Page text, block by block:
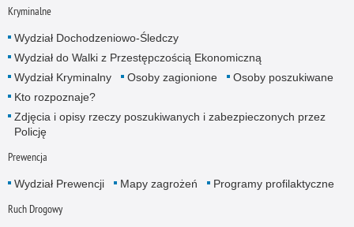
Kryminalne
Wydział Dochodzeniowo-Śledczy
Wydział do Walki z Przestępczością Ekonomiczną
Wydział Kryminalny
Osoby zagionione
Osoby poszukiwane
Kto rozpoznaje?
Zdjęcia i opisy rzeczy poszukiwanych i zabezpieczonych przez
Policję
Prewencja
Wydział Prewencji Mapy zagrożeń Programy profilaktyczne
Ruch Drogowy